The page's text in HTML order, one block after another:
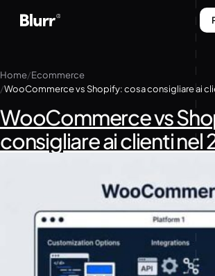
Chi siamo
Contatti
Home Ecommerce
WooCommerce vs Shopify: cosa consigliare ai
WooCommerce vs
consigliare ai clienti nel